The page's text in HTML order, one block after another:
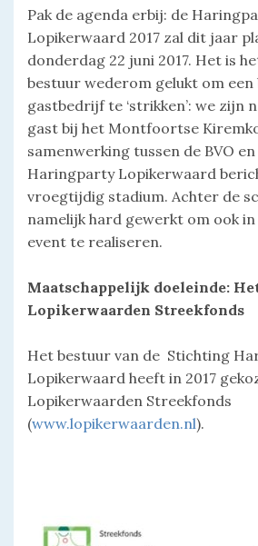
Pak de agenda erbij: de
Lopikerwaard 2017 zal dit jaar
donderdag 22 juni 2017. Het is
bestuur wederom gelukt om
gastbedrijf te ‘strikken’: we zijn
gast bij het Montfoortse
samenwerking tussen de BVO
Haringparty Lopikerwaard
vroegtijdig stadium. Achter de
namelijk hard gewerkt om ook in
event te realiseren.
Maatschappelijk doeleinde:
Lopikerwaarden Streekfonds
Het bestuur van de Stichting
Lopikerwaard heeft in 2017
Lopikerwaarden Streekfonds
(www.lopikerwaarden.nl).